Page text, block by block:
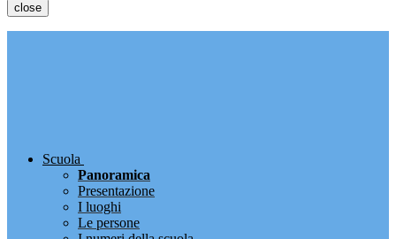
close
Scuola
Panoramica
Presentazione
I luoghi
Le persone